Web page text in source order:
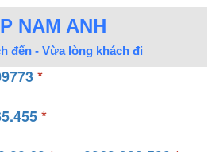
NAM ANH
đến - Vừa lòng khách đi
*
*